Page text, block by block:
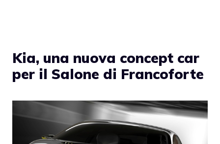
Kia, una nuova concept car
per il Salone di Francoforte